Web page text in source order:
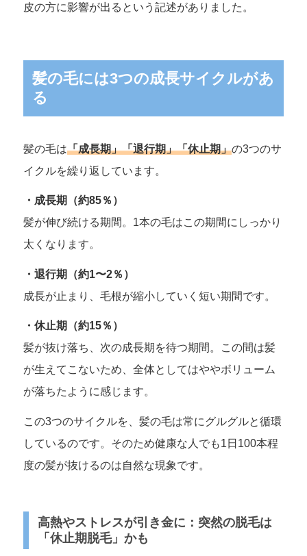
皮の方に影響が出るという記述がありました。
髪の毛には3つの成長サイクルがあ
る
髪の毛は「成長期」「退行期」「休止期」の3つのサ
イクルを繰り返しています。
・成長期（約85％）
髪が伸び続ける期間。1本の毛はこの期間にしっかり
太くなります。
・退行期（約1〜2％）
成長が止まり、毛根が縮小していく短い期間です。
・休止期（約15％）
髪が抜け落ち、次の成長期を待つ期間。この間は髪
が生えてこないため、全体としてはややボリューム
が落ちたように感じます。
この3つのサイクルを、髪の毛は常にグルグルと循環
しているのです。そのため健康な人でも1日100本程
度の髪が抜けるのは自然な現象です。
高熱やストレスが引き金に：突然の脱毛は
「休止期脱毛」かも